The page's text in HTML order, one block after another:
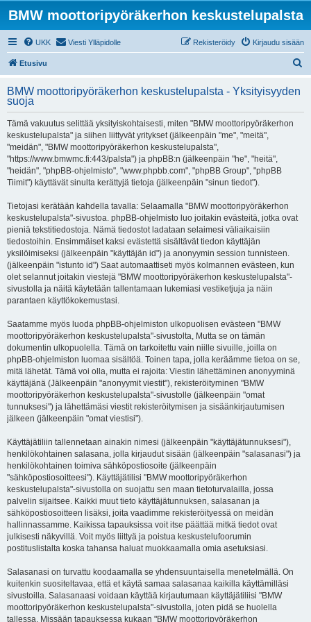
BMW moottoripyöräkerhon keskustelupalsta
UKK Viesti Ylläpidolle Kirjaudu sisään
Rekisteröidy
Etusivu
i
BMW moottoripyöräkerhon keskustelupalsta - Yksityisyyden
suoja
Tämä vakuutus selittää yksityiskohtaisesti, miten "BMW moottoripyöräkerhon
keskustelupalsta" ja siihen liittyvät yritykset (jälkeenpäin "me", "meitä",
"meidän", "BMW moottoripyöräkerhon keskustelupalsta",
"https://www.bmwmc.fi:443/palsta") ja phpBB:n (jälkeenpäin "he", "heitä",
"heidän", "phpBB-ohjelmisto", "www.phpbb.com", "phpBB Group", "phpBB
Tiimit") käyttävät sinulta kerättyjä tietoja (jälkeenpäin "sinun tiedot").
Tietojasi kerätään kahdella tavalla: Selaamalla "BMW moottoripyöräkerhon
keskustelupalsta"-sivustoa. phpBB-ohjelmisto luo joitakin evästeitä, jotka ovat
pieniä tekstitiedostoja. Nämä tiedostot ladataan selaimesi väliaikaisiin
tiedostoihin. Ensimmäiset kaksi evästettä sisältävät tiedon käyttäjän
yksilöimiseksi (jälkeenpäin "käyttäjän id") ja anonyymin session tunnisteen.
(jälkeenpäin "istunto id") Saat automaattiseti myös kolmannen evästeen, kun
olet selannut joitakin viestejä "BMW moottoripyöräkerhon keskustelupalsta"-
sivustolla ja näitä käytetään tallentamaan lukemiasi vestiketjuja ja näin
parantaen käyttökokemustasi.
Saatamme myös luoda phpBB-ohjelmiston ulkopuolisen evästeen "BMW
moottoripyöräkerhon keskustelupalsta"-sivustolta, Mutta se on tämän
dokumentin ulkopuolella. Tämä on tarkoitettu vain niille sivuille, joilla on
phpBB-ohjelmiston luomaa sisältöä. Toinen tapa, jolla keräämme tietoa on se,
mitä lähetät. Tämä voi olla, mutta ei rajoita: Viestin lähettäminen anonyyminä
käyttäjänä (Jälkeenpäin "anonyymit viestit"), rekisteröityminen "BMW
moottoripyöräkerhon keskustelupalsta"-sivustolle (jälkeenpäin "omat
tunnuksesi") ja lähettämäsi viestit rekisteröitymisen ja sisäänkirjautumisen
jälkeen (jälkeenpäin "omat viestisi").
Käyttäjätiliin tallennetaan ainakin nimesi (jälkeenpäin "käyttäjätunnuksesi"),
henkilökohtainen salasana, jolla kirjaudut sisään (jälkeenpäin "salasanasi") ja
henkilökohtainen toimiva sähköpostiosoite (jälkeenpäin
"sähköpostiosoitteesi"). Käyttäjätilisi "BMW moottoripyöräkerhon
keskustelupalsta"-sivustolla on suojattu sen maan tietoturvalailla, jossa
palvelin sijaitsee. Kaikki muut tieto käyttäjätunnuksen, salasanan ja
sähköpostiosoitteen lisäksi, joita vaadimme rekisteröityessä on meidän
hallinnassamme. Kaikissa tapauksissa voit itse päättää mitkä tiedot ovat
julkisesti näkyvillä. Voit myös liittyä ja poistua keskustelufoorumin
postituslistalta koska tahansa haluat muokkaamalla omia asetuksiasi.
Salasanasi on turvattu koodaamalla se yhdensuuntaisella menetelmällä. On
kuitenkin suositeltavaa, että et käytä samaa salasanaa kaikilla käyttämilläsi
sivustoilla. Salasanaasi voidaan käyttää kirjautumaan käyttäjätiliisi "BMW
moottoripyöräkerhon keskustelupalsta"-sivustolla, joten pidä se huolella
tallessa. Missään tapauksessa kukaan "BMW moottoripyöräkerhon